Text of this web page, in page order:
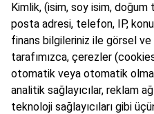
Kimlik, (isim, soy isim,
posta adresi, telefon, IP,
finans bilgileriniz ile görsel ve
tarafımızca, çerezler
otomatik veya otomatik
analitik sağlayıcılar, reklam
teknoloji sağlayıcıları gibi